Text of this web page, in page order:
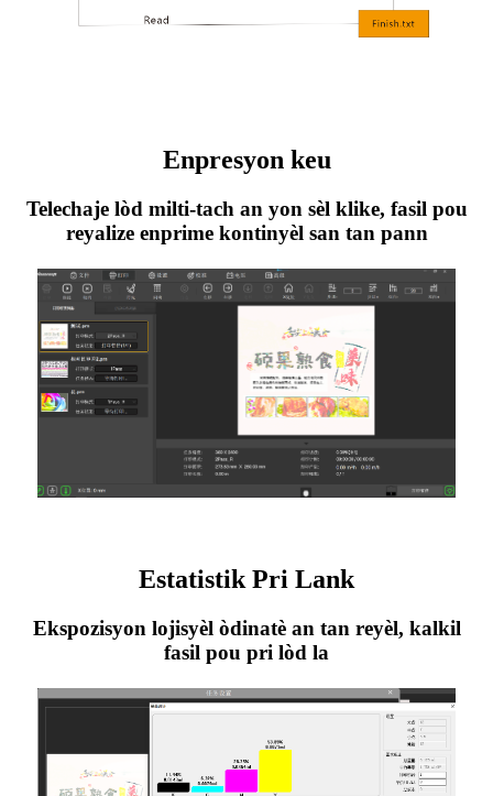
Enpresyon keu
Telechaje lòd milti-tach an yon sèl klike, fasil pou
reyalize enprime kontinyèl san tan pann
Estatistik Pri Lank
Ekspozisyon lojisyèl òdinatè an tan reyèl, kalkil
fasil pou pri lòd la